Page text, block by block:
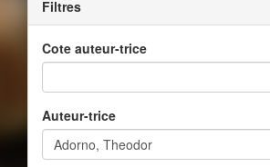
Filtres
Cote auteur-trice
Auteur-trice